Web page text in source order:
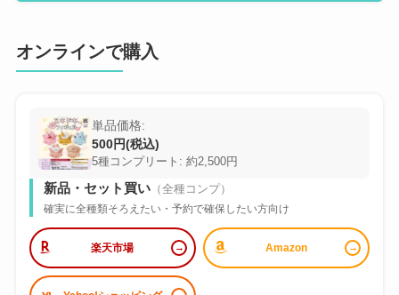
オンラインで購入
単品価格:
500円(税込)
5種コンプリート: 約2,500円
新品・セット買い（全種コンプ）
確実に全種類そろえたい・予約で確保したい方向け
楽天市場 Amazon